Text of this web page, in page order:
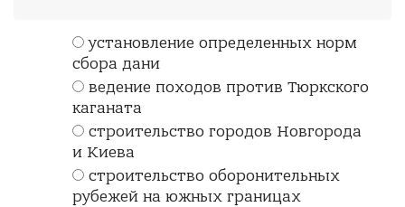
установление определенных норм
сбора дани
ведение походов против Тюркского
каганата
строительство городов Новгорода
и Киева
строительство оборонительных
рубежей на южных границах